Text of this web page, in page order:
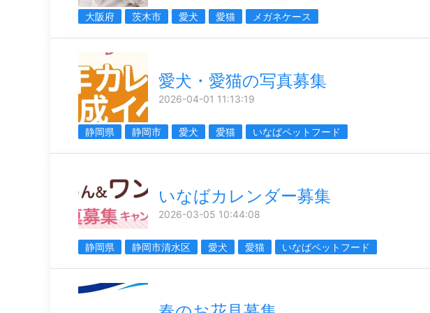
大阪府 茨木市 愛犬 愛猫 メガネケース
愛犬・愛猫の写真募集
2026-04-01 11:13:19
静岡県 静岡市 愛犬 愛猫 いなばペットフード
いなばカレンダー募集
2026-03-05 10:44:08
静岡県 静岡市清水区 愛犬 愛猫 いなばペットフード